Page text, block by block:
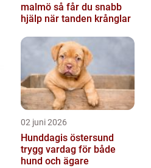
malmö så får du snabb
hjälp när tanden krånglar
02 juni 2026
Hunddagis östersund
trygg vardag för både
hund och ägare